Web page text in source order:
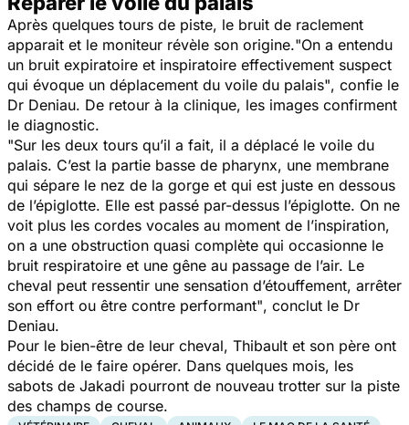
Après quelques tours de piste, le bruit de raclement
apparait et le moniteur révèle son origine."On a entendu
un bruit expiratoire et inspiratoire effectivement suspect
qui évoque un déplacement du voile du palais", confie le
Dr Deniau. De retour à la clinique, les images confirment
le diagnostic.
"Sur les deux tours qu’il a fait, il a déplacé le voile du
palais. C’est la partie basse de pharynx, une membrane
qui sépare le nez de la gorge et qui est juste en dessous
de l’épiglotte. Elle est passé par-dessus l’épiglotte. On ne
voit plus les cordes vocales au moment de l’inspiration,
on a une obstruction quasi complète qui occasionne le
bruit respiratoire et une gêne au passage de l’air. Le
cheval peut ressentir une sensation d’étouffement, arrêter
son effort ou être contre performant", conclut le Dr
Deniau.
Pour le bien-être de leur cheval, Thibault et son père ont
décidé de le faire opérer. Dans quelques mois, les
sabots de Jakadi pourront de nouveau trotter sur la piste
des champs de course.